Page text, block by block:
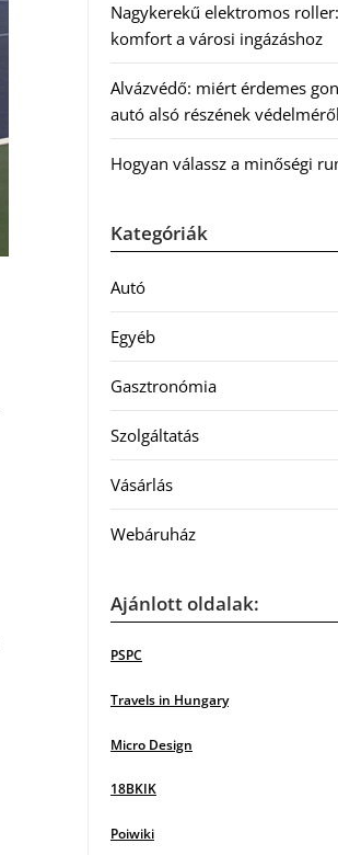
Nagykerekű elektromos
komfort a városi ingázáshoz
Alvázvédő: miért érdemes
autó alsó részének
Hogyan válassz a minőségi
Kategóriák
Autó
Egyéb
Gasztronómia
Szolgáltatás
Vásárlás
Webáruház
Ajánlott oldalak:
PSPC
Travels in Hungary
Micro Design
18BKIK
Poiwiki